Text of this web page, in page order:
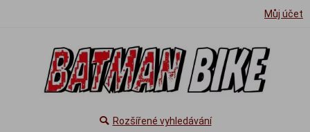
Můj účet
Rozšířené vyhledávání